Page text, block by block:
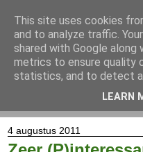
4 augustus 2011
This site uses cookies
and to analyze traffic.
shared with Google
metrics to ensure quality
statistics, and to detect
LEARN